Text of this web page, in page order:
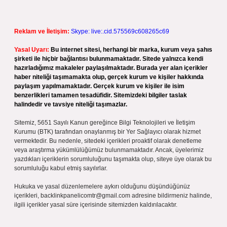
Reklam ve İletişim: Skype: live:.cid.575569c608265c69
Yasal Uyarı: Bu internet sitesi, herhangi bir marka, kurum veya şahıs
şirketi ile hiçbir bağlantısı bulunmamaktadır. Sitede yalnızca kendi
hazırladığımız makaleler paylaşılmaktadır. Burada yer alan içerikler
haber niteliği taşımamakta olup, gerçek kurum ve kişiler hakkında
paylaşım yapılmamaktadır. Gerçek kurum ve kişiler ile isim
benzerlikleri tamamen tesadüfidir. Sitemizdeki bilgiler taslak
halindedir ve tavsiye niteliği taşımazlar.
Sitemiz, 5651 Sayılı Kanun gereğince Bilgi Teknolojileri ve İletişim
Kurumu (BTK) tarafından onaylanmış bir Yer Sağlayıcı olarak hizmet
vermektedir. Bu nedenle, sitedeki içerikleri proaktif olarak denetleme
veya araştırma yükümlülüğümüz bulunmamaktadır. Ancak, üyelerimiz
yazdıkları içeriklerin sorumluluğunu taşımakta olup, siteye üye olarak bu
sorumluluğu kabul etmiş sayılırlar.
Hukuka ve yasal düzenlemelere aykırı olduğunu düşündüğünüz
içerikleri, backlinkpanelicomtr@gmail.com adresine bildirmeniz halinde,
ilgili içerikler yasal süre içerisinde sitemizden kaldırılacaktır.